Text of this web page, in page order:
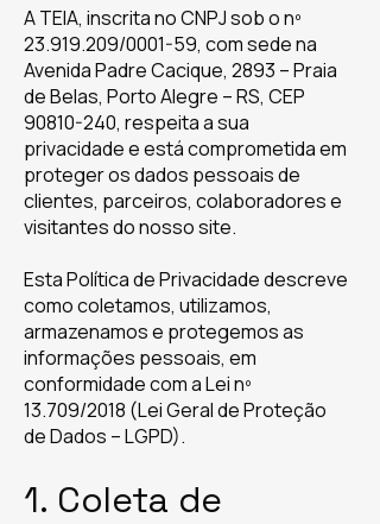
A TEIA, inscrita no CNPJ sob o nº
23.919.209/0001-59, com sede na
Avenida Padre Cacique, 2893 – Praia
de Belas, Porto Alegre – RS, CEP
90810-240, respeita a sua
privacidade e está comprometida em
proteger os dados pessoais de
clientes, parceiros, colaboradores e
visitantes do nosso site.
Esta Política de Privacidade descreve
como coletamos, utilizamos,
armazenamos e protegemos as
informações pessoais, em
conformidade com a Lei nº
13.709/2018 (Lei Geral de Proteção
de Dados – LGPD).
1. Coleta de